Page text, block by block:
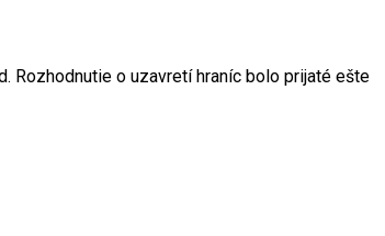
Rozhodnutie o uzavretí hraníc bolo prijaté ešte